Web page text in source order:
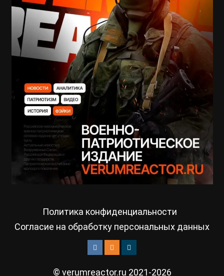
Политика конфиденциальности
Согласие на обработку персональных данных
© verumreactor.ru 2021-2026